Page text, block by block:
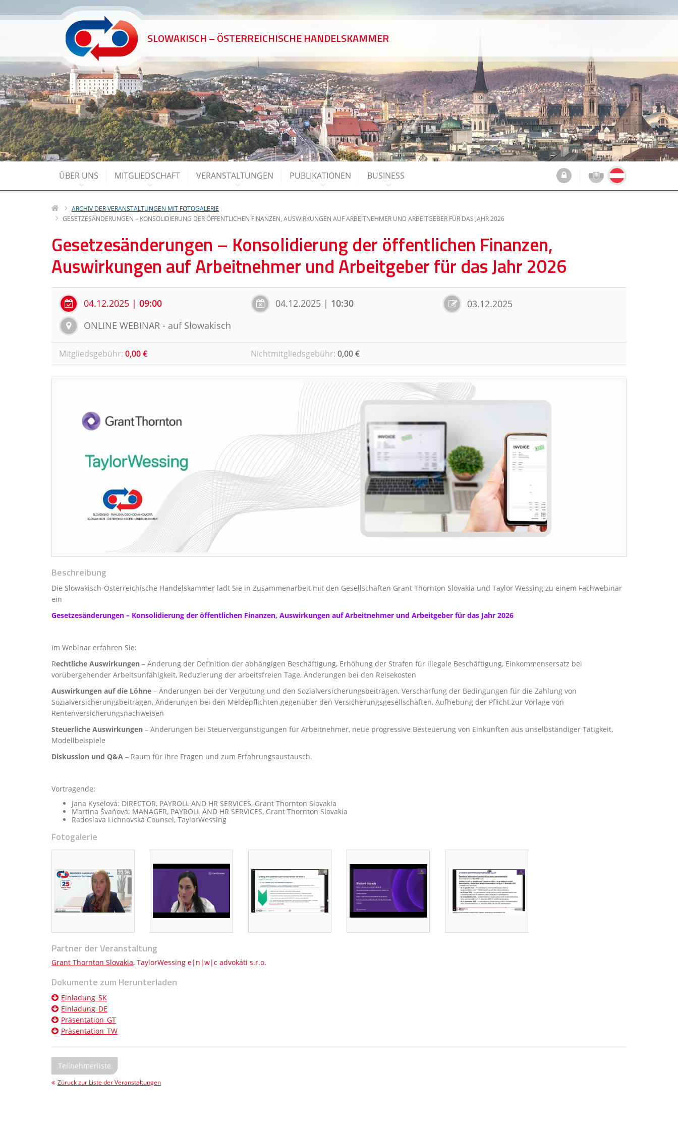
SLOWAKISCH – ÖSTERREICHISCHE HANDELSKAMMER
ÜBER UNS MITGLIEDSCHAFT VERANSTALTUNGEN PUBLIKATIONEN BUSINESS
ARCHIV DER VERANSTALTUNGEN MIT FOTOGALERIE
GESETZESÄNDERUNGEN – KONSOLIDIERUNG DER ÖFFENTLICHEN FINANZEN, AUSWIRKUNGEN AUF ARBEITNEHMER UND ARBEITGEBER FÜR DAS JAHR 2026
Gesetzesänderungen – Konsolidierung der öffentlichen Finanzen,
Auswirkungen auf Arbeitnehmer und Arbeitgeber für das Jahr 2026
04.12.2025 | 09:00 04.12.2025 | 10:30
03.12.2025
ONLINE WEBINAR - auf Slowakisch
Mitgliedsgebühr: 0,00 € Nichtmitgliedsgebühr: 0,00 €
Beschreibung
Die Slowakisch-Österreichische Handelskammer lädt Sie in Zusammenarbeit mit den Gesellschaften Grant Thornton Slovakia und Taylor Wessing zu einem Fachwebinar
ein
Gesetzesänderungen – Konsolidierung der öffentlichen Finanzen, Auswirkungen auf Arbeitnehmer und Arbeitgeber für das Jahr 2026
Im Webinar erfahren Sie:
Rechtliche Auswirkungen – Änderung der Definition der abhängigen Beschäftigung, Erhöhung der Strafen für illegale Beschäftigung, Einkommensersatz bei
vorübergehender Arbeitsunfähigkeit, Reduzierung der arbeitsfreien Tage, Änderungen bei den Reisekosten
Auswirkungen auf die Löhne – Änderungen bei der Vergütung und den Sozialversicherungsbeiträgen, Verschärfung der Bedingungen für die Zahlung von
Sozialversicherungsbeiträgen, Änderungen bei den Meldepflichten gegenüber den Versicherungsgesellschaften, Aufhebung der Pflicht zur Vorlage von
Rentenversicherungsnachweisen
Steuerliche Auswirkungen – Änderungen bei Steuervergünstigungen für Arbeitnehmer, neue progressive Besteuerung von Einkünften aus unselbständiger Tätigkeit,
Modellbeispiele
Diskussion und Q&A – Raum für Ihre Fragen und zum Erfahrungsaustausch.
Vortragende:
Jana Kyselová: DIRECTOR, PAYROLL AND HR SERVICES, Grant Thornton Slovakia
Martina Švaňová: MANAGER, PAYROLL AND HR SERVICES, Grant Thornton Slovakia
Radoslava Lichnovská Counsel, TaylorWessing
Fotogalerie
Partner der Veranstaltung
Grant Thornton Slovakia, TaylorWessing e|n|w|c advokáti s.r.o.
Dokumente zum Herunterladen
Einladung_SK
Einladung_DE
Präsentation_GT
Präsentation_TW
Teilnehmerliste
Züruck zur Liste der Veranstaltungen